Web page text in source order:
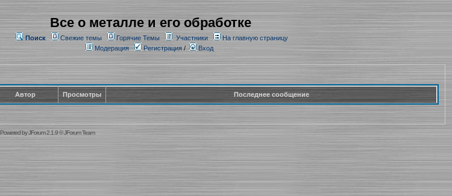
Все о металле и его обработке
Поиск Свежие темы Горячие Темы Участники
На главную страницу
Модерация
Регистрация/ Вход
Автор Просмотры Последнее сообщение
Powered byJForum 2.1.9©JForum Team